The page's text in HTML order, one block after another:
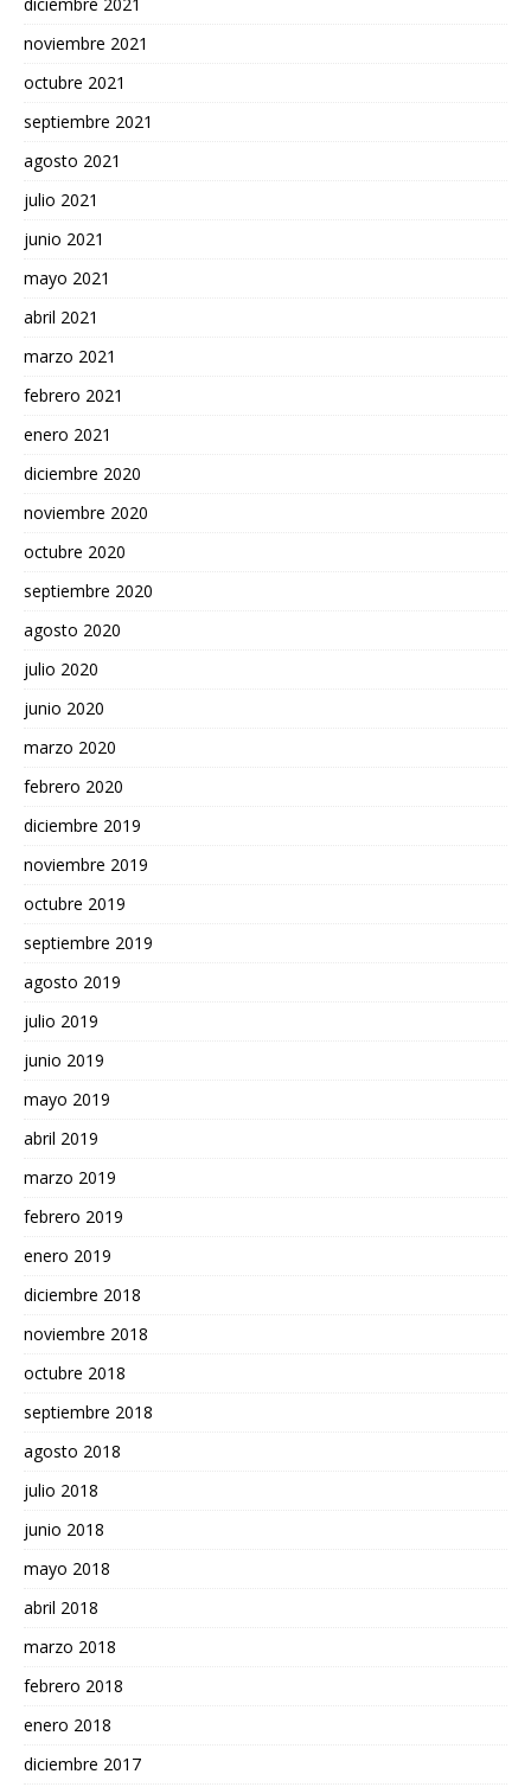
noviembre 2021
octubre 2021
septiembre 2021
agosto 2021
julio 2021
junio 2021
mayo 2021
abril 2021
marzo 2021
febrero 2021
enero 2021
diciembre 2020
noviembre 2020
octubre 2020
septiembre 2020
agosto 2020
julio 2020
junio 2020
marzo 2020
febrero 2020
diciembre 2019
noviembre 2019
octubre 2019
septiembre 2019
agosto 2019
julio 2019
junio 2019
mayo 2019
abril 2019
marzo 2019
febrero 2019
enero 2019
diciembre 2018
noviembre 2018
octubre 2018
septiembre 2018
agosto 2018
julio 2018
junio 2018
mayo 2018
abril 2018
marzo 2018
febrero 2018
enero 2018
diciembre 2017